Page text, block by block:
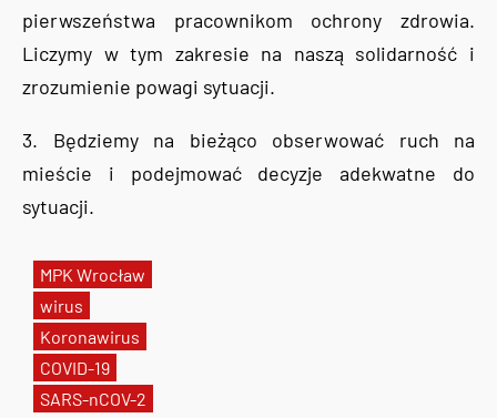
MPK Wrocław
wirus
Koronawirus
COVID-19
SARS-nCOV-2
pierwszeństwa pracownikom ochrony zdrowia.
Liczymy w tym zakresie na naszą solidarność i
zrozumienie powagi sytuacji.
3. Będziemy na bieżąco obserwować ruch na
mieście i podejmować decyzje adekwatne do
sytuacji.